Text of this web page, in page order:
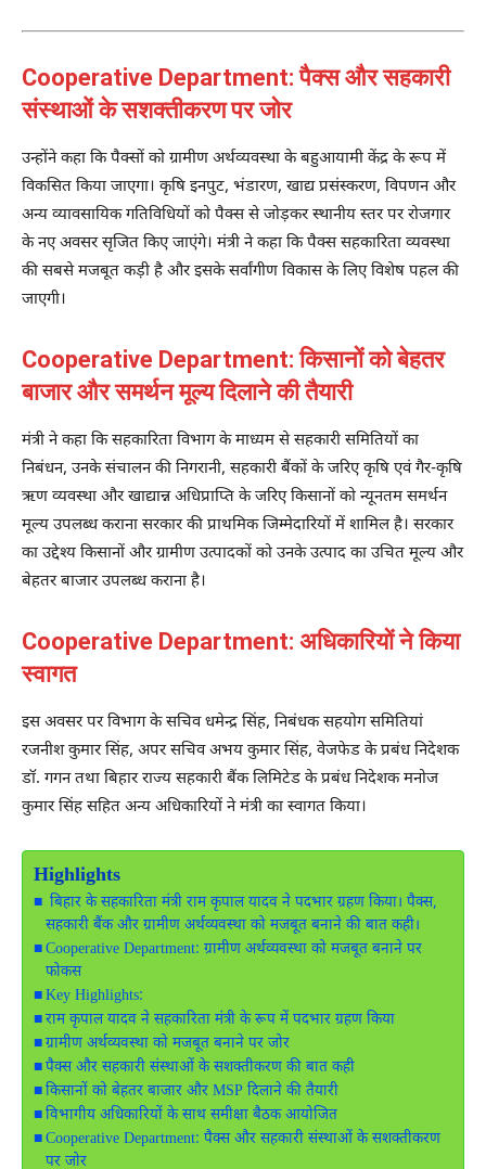
Cooperative Department: पैक्स और सहकारी
संस्थाओं के सशक्तीकरण पर जोर
उन्होंने कहा कि पैक्सों को ग्रामीण अर्थव्यवस्था के बहुआयामी केंद्र के रूप में
विकसित किया जाएगा। कृषि इनपुट, भंडारण, खाद्य प्रसंस्करण, विपणन और
अन्य व्यावसायिक गतिविधियों को पैक्स से जोड़कर स्थानीय स्तर पर रोजगार
के नए अवसर सृजित किए जाएंगे। मंत्री ने कहा कि पैक्स सहकारिता व्यवस्था
की सबसे मजबूत कड़ी है और इसके सर्वांगीण विकास के लिए विशेष पहल की
जाएगी।
Cooperative Department: किसानों को बेहतर
बाजार और समर्थन मूल्य दिलाने की तैयारी
मंत्री ने कहा कि सहकारिता विभाग के माध्यम से सहकारी समितियों का
निबंधन, उनके संचालन की निगरानी, सहकारी बैंकों के जरिए कृषि एवं गैर-कृषि
ऋण व्यवस्था और खाद्यान्न अधिप्राप्ति के जरिए किसानों को न्यूनतम समर्थन
मूल्य उपलब्ध कराना सरकार की प्राथमिक जिम्मेदारियों में शामिल है। सरकार
का उद्देश्य किसानों और ग्रामीण उत्पादकों को उनके उत्पाद का उचित मूल्य और
बेहतर बाजार उपलब्ध कराना है।
Cooperative Department: अधिकारियों ने किया
स्वागत
इस अवसर पर विभाग के सचिवधमेन्द्र सिंह, निबंधक सहयोग समितियां
रजनीश कुमार सिंह, अपर सचिवअभय कुमार सिंह, वेजफेड के प्रबंध निदेशक
डॉ. गगनतथा बिहार राज्य सहकारी बैंक लिमिटेड के प्रबंध निदेशकमनोज
कुमार सिंहसहित अन्य अधिकारियों ने मंत्री का स्वागत किया।
Highlights
बिहार के सहकारिता मंत्री राम कृपाल यादव ने पदभार ग्रहण किया। पैक्स,
सहकारी बैंक और ग्रामीण अर्थव्यवस्था को मजबूत बनाने की बात कही।
Cooperative Department: ग्रामीण अर्थव्यवस्था को मजबूत बनाने पर
फोकस
Key Highlights:
राम कृपाल यादव ने सहकारिता मंत्री के रूप में पदभार ग्रहण किया
ग्रामीण अर्थव्यवस्था को मजबूत बनाने पर जोर
पैक्स और सहकारी संस्थाओं के सशक्तीकरण की बात कही
किसानों को बेहतर बाजार और MSP दिलाने की तैयारी
विभागीय अधिकारियों के साथ समीक्षा बैठक आयोजित
Cooperative Department: पैक्स और सहकारी संस्थाओं के सशक्तीकरण
पर जोर